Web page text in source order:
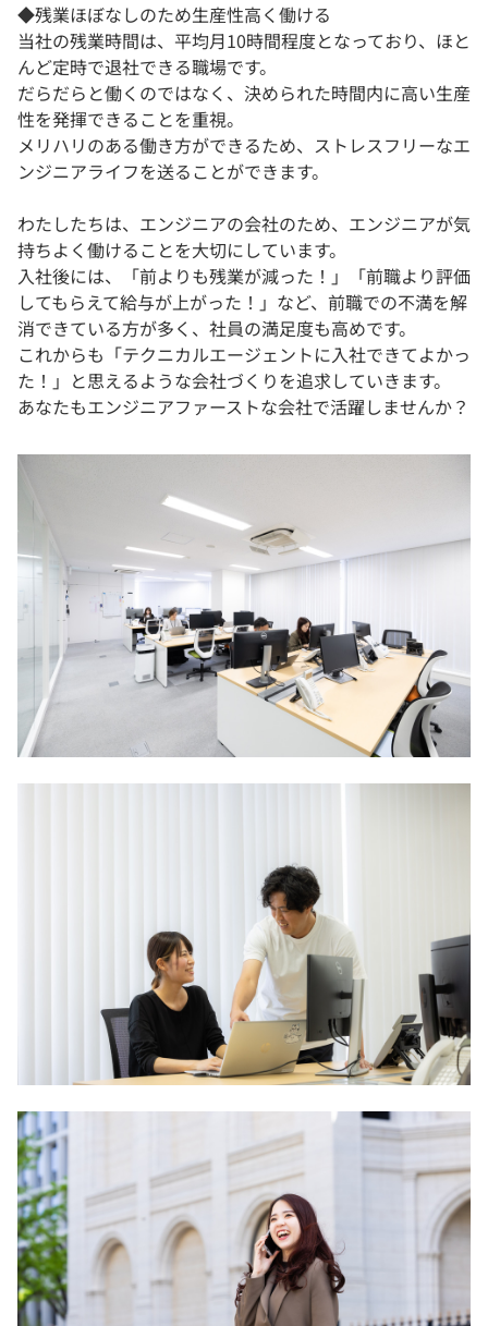
◆残業ほぼなしのため生産性高く働ける
当社の残業時間は、平均月10時間程度となっており、ほと
んど定時で退社できる職場です。
だらだらと働くのではなく、決められた時間内に高い生産
性を発揮できることを重視。
メリハリのある働き方ができるため、ストレスフリーなエ
ンジニアライフを送ることができます。
わたしたちは、エンジニアの会社のため、エンジニアが気
持ちよく働けることを大切にしています。
入社後には、「前よりも残業が減った！」「前職より評価
してもらえて給与が上がった！」など、前職での不満を解
消できている方が多く、社員の満足度も高めです。
これからも「テクニカルエージェントに入社できてよかっ
た！」と思えるような会社づくりを追求していきます。
あなたもエンジニアファーストな会社で活躍しませんか？